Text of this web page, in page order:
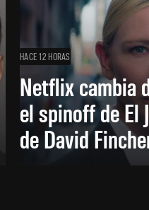
HACE 12 HORAS
Netflix cambia
el spinoff de El
de David